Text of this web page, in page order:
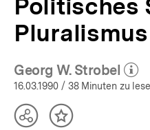
Politisches
Georg W. Strobel
(Mehr zum
16.03.1990 / 38 Minuten zu
TeilenInhalt